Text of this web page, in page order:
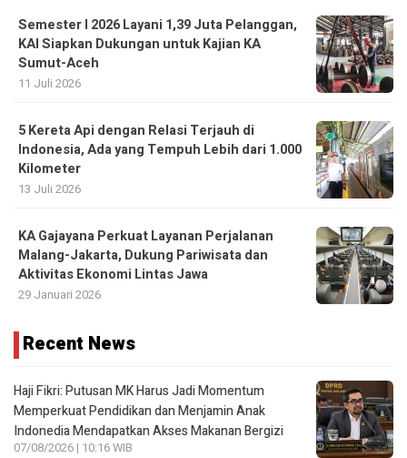
Semester I 2026 Layani 1,39 Juta Pelanggan,
KAI Siapkan Dukungan untuk Kajian KA
Sumut-Aceh
11 Juli 2026
5 Kereta Api dengan Relasi Terjauh di
Indonesia, Ada yang Tempuh Lebih dari 1.000
Kilometer
13 Juli 2026
KA Gajayana Perkuat Layanan Perjalanan
Malang-Jakarta, Dukung Pariwisata dan
Aktivitas Ekonomi Lintas Jawa
29 Januari 2026
Recent News
Haji Fikri: Putusan MK Harus Jadi Momentum
Memperkuat Pendidikan dan Menjamin Anak
Indonedia Mendapatkan Akses Makanan Bergizi
07/08/2026 | 10:16 WIB